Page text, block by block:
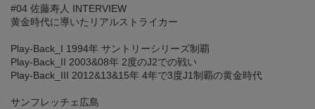
#04 佐藤寿人 INTERVIEW
黄金時代に導いたリアルストライカー
Play-Back_I 1994年 サントリーシリーズ制覇
Play-Back_II 2003&08年 2度のJ2での戦い
Play-Back_III 2012&13&15年 4年で3度J1制覇の黄金時代
サンフレッチェ広島